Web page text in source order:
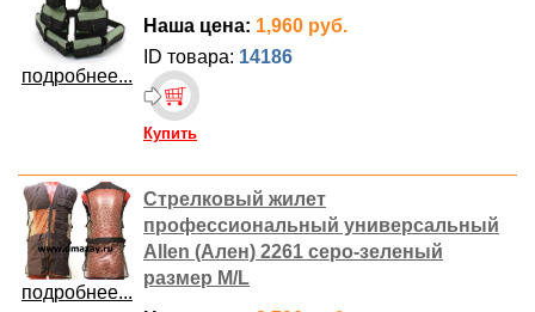
подробнее...
Наша цена: 1,960 руб.
ID товара: 14186
Купить
подробнее...
Стрелковый жилет
профессиональный универсальный
Allen (Ален) 2261 серо-зеленый
размер М/L